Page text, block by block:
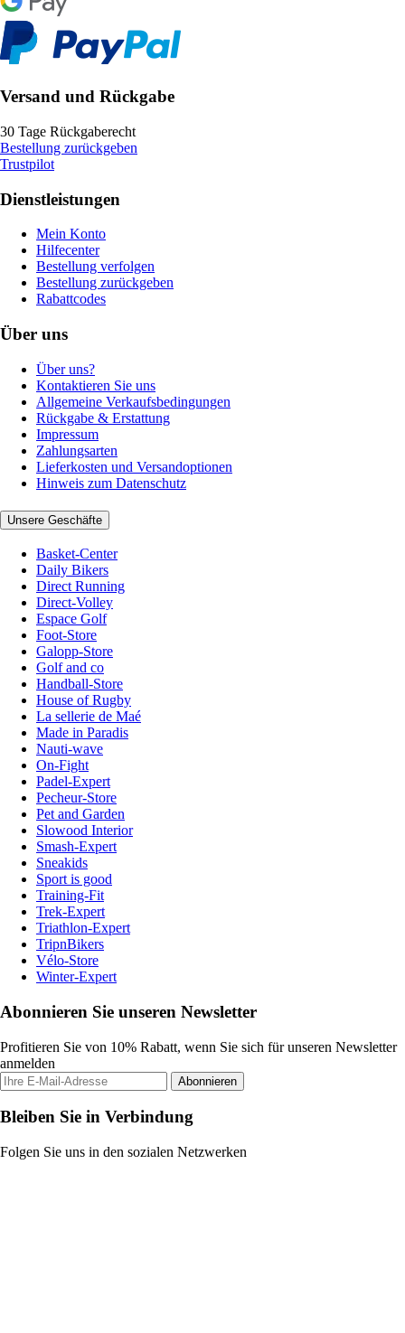
Versand und Rückgabe
30 Tage Rückgaberecht
Bestellung zurückgeben
Trustpilot
Dienstleistungen
Mein Konto
Hilfecenter
Bestellung verfolgen
Bestellung zurückgeben
Rabattcodes
Über uns
Über uns?
Kontaktieren Sie uns
Allgemeine Verkaufsbedingungen
Rückgabe & Erstattung
Impressum
Zahlungsarten
Lieferkosten und Versandoptionen
Hinweis zum Datenschutz
Unsere Geschäfte
Basket-Center
Daily Bikers
Direct Running
Direct-Volley
Espace Golf
Foot-Store
Galopp-Store
Golf and co
Handball-Store
House of Rugby
La sellerie de Maé
Made in Paradis
Nauti-wave
On-Fight
Padel-Expert
Pecheur-Store
Pet and Garden
Slowood Interior
Smash-Expert
Sneakids
Sport is good
Training-Fit
Trek-Expert
Triathlon-Expert
TripnBikers
Vélo-Store
Winter-Expert
Abonnieren Sie unseren Newsletter
Profitieren Sie von 10% Rabatt, wenn Sie sich für unseren Newsletter
anmelden
Abonnieren
Bleiben Sie in Verbindung
Folgen Sie uns in den sozialen Netzwerken